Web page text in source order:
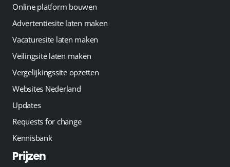
Online platform bouwen
Advertentiesite laten maken
Vacaturesite laten maken
Veilingsite laten maken
Vergelijkingssite opzetten
Websites Nederland
Updates
Requests for change
Kennisbank
Prijzen